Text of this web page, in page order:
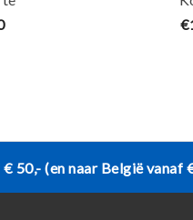
50,- (en naar België vanaf